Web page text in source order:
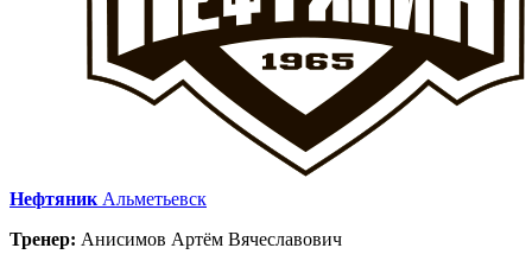
Нефтяник Альметьевск
Тренер: Анисимов Артём Вячеславович